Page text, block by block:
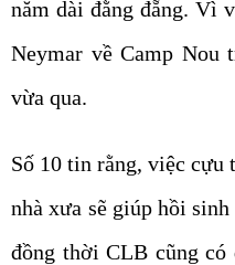
năm dài đằng đẵng. Vì
Neymar về Camp Nou
vừa qua.
Số 10 tin rằng, việc cựu
nhà xưa sẽ giúp hồi
đồng thời CLB cũng